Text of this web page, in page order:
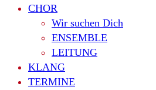
CHOR
Wir suchen Dich
ENSEMBLE
LEITUNG
KLANG
TERMINE